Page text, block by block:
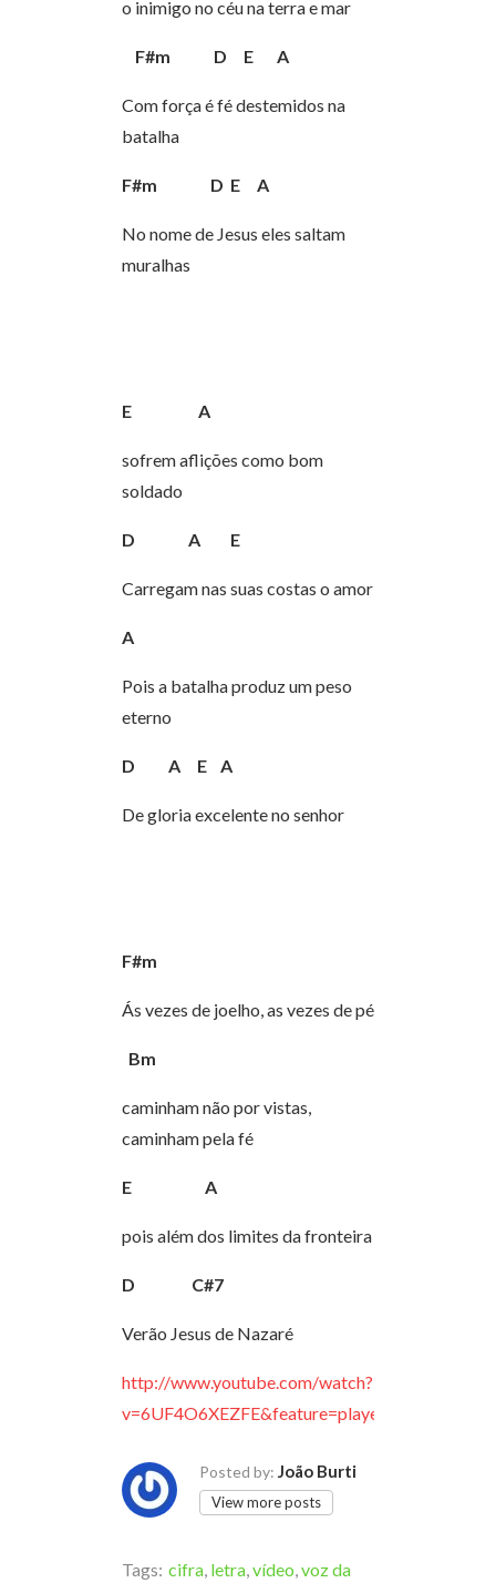
o inimigo no céu na terra e mar
F#m D E A
Com força é fé destemidos na
batalha
F#m D E A
No nome de Jesus eles saltam
muralhas
E A
sofrem aflições como bom
soldado
D A E
Carregam nas suas costas o amor
A
Pois a batalha produz um peso
eterno
D A E A
De gloria excelente no senhor
F#m
Ás vezes de joelho, as vezes de pé
Bm
caminham não por vistas,
caminham pela fé
E A
pois além dos limites da fronteira
D C#7
Verão Jesus de Nazaré
http://www.youtube.com/watch?
v=6UF4O6XEZFE&feature=player_embedded
Posted by: João Burti
View more posts
Tags: cifra letra vídeo voz da